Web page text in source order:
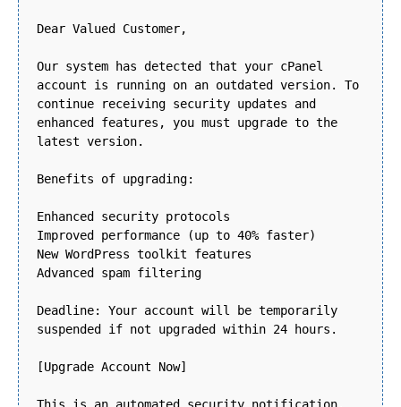
Dear Valued Customer,
Our system has detected that your cPanel
account is running on an outdated version. To
continue receiving security updates and
enhanced features, you must upgrade to the
latest version.
Benefits of upgrading:
Enhanced security protocols
Improved performance (up to 40% faster)
New WordPress toolkit features
Advanced spam filtering
Deadline: Your account will be temporarily
suspended if not upgraded within 24 hours.
[Upgrade Account Now]